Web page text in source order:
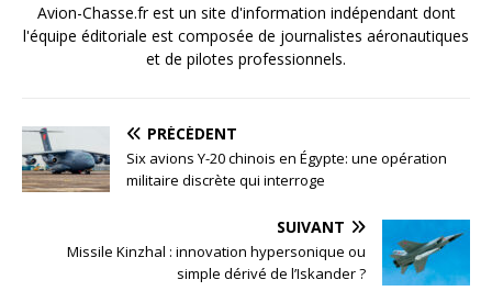
Avion-Chasse.fr est un site d'information indépendant dont
l'équipe éditoriale est composée de journalistes aéronautiques
et de pilotes professionnels.
PRÉCÉDENT
Six avions Y-20 chinois en Égypte: une opération
militaire discrète qui interroge
SUIVANT
Missile Kinzhal : innovation hypersonique ou
simple dérivé de l’Iskander ?